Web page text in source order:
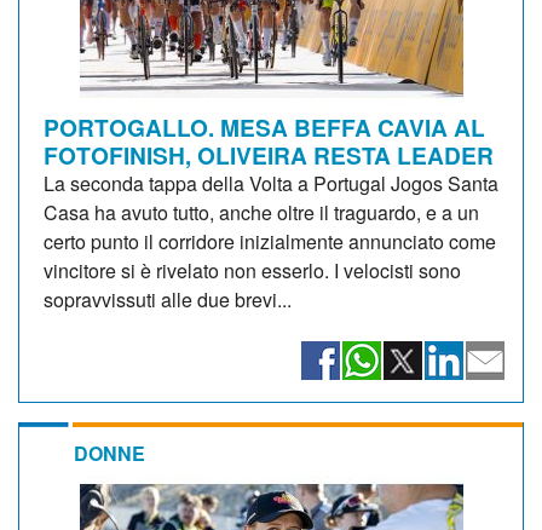
PORTOGALLO. MESA BEFFA CAVIA AL
FOTOFINISH, OLIVEIRA RESTA LEADER
La seconda tappa della Volta a Portugal Jogos Santa
Casa ha avuto tutto, anche oltre il traguardo, e a un
certo punto il corridore inizialmente annunciato come
vincitore si è rivelato non esserlo. I velocisti sono
sopravvissuti alle due brevi...
DONNE